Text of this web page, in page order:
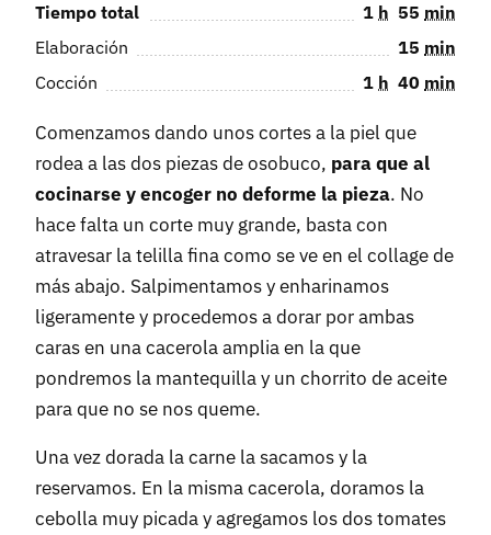
Tiempo total 1 h 55 min
Elaboración
15 min
Cocción
1 h 40 min
Comenzamos dando unos cortes a la piel que
rodea a las dos piezas de osobuco, para que al
cocinarse y encoger no deforme la pieza. No
hace falta un corte muy grande, basta con
atravesar la telilla fina como se ve en el collage de
más abajo. Salpimentamos y enharinamos
ligeramente y procedemos a dorar por ambas
caras en una cacerola amplia en la que
pondremos la mantequilla y un chorrito de aceite
para que no se nos queme.
Una vez dorada la carne la sacamos y la
reservamos. En la misma cacerola, doramos la
cebolla muy picada y agregamos los dos tomates